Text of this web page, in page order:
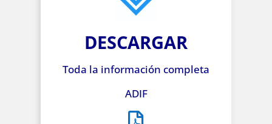
DESCARGAR
Toda la información completa
ADIF